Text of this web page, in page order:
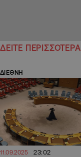
ΔΕΙΤΕ ΠΕΡΙΣΣΟΤΕΡΑ
ΔΙΕΘΝΗ
11.09.2025 23:02